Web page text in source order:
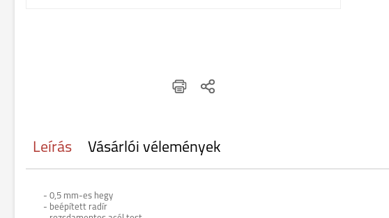
Leírás Vásárlói vélemények
- 0,5 mm-es hegy
- beépített radír